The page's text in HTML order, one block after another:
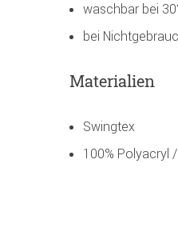
waschbar bei
bei
Materialien
Swingtex
100% Polyacryl